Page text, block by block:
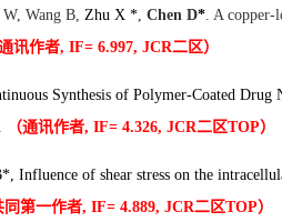
Wang B, Zhu X *, Chen D*. A copper-
通讯作者, IF= 6.997, JCR二区）
Synthesis of Polymer-Coated Drug
（通讯作者, IF= 4.326, JCR二区TOP）
Influence of shear stress on the
同第一作者, IF= 4.889, JCR二区TOP）